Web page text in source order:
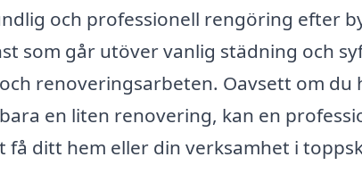
och professionell rengöring efter
som går utöver vanlig städning och
renoveringsarbeten. Oavsett om
en liten renovering, kan en
ditt hem eller din verksamhet i